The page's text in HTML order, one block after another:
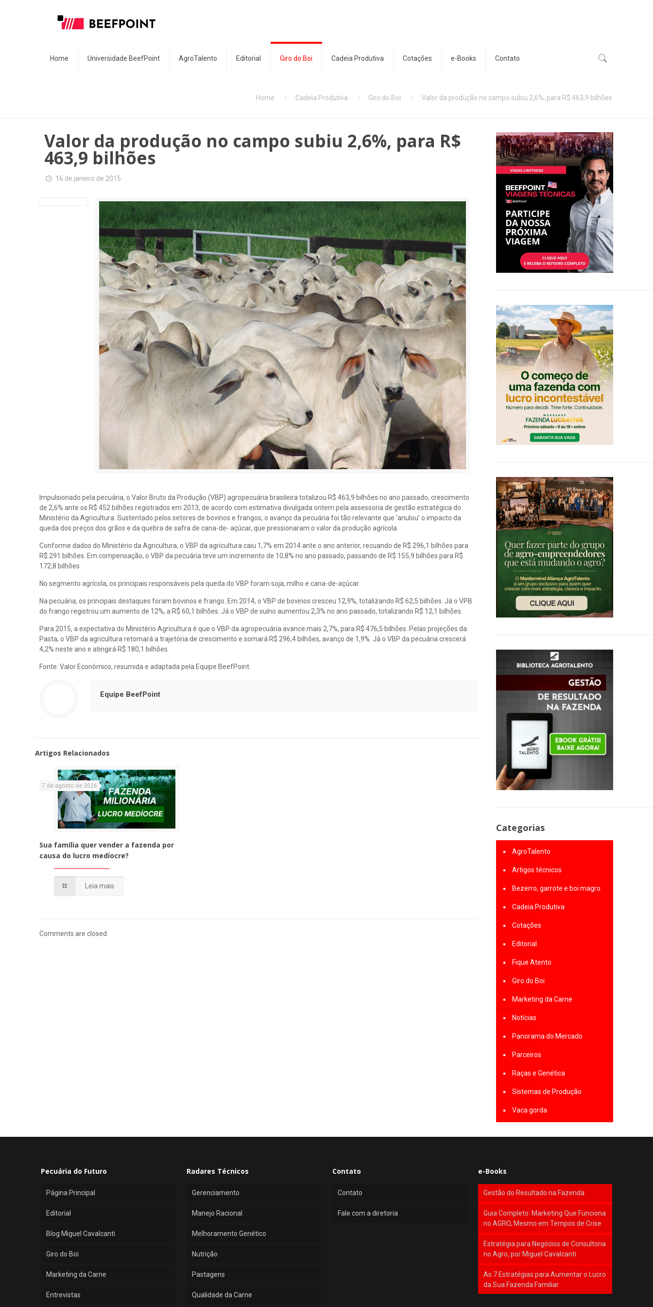
Home Universidade BeefPoint AgroTalento Editorial Giro do Boi Cadeia Produtiva Cotações e-Books Contato
Home Cadeia Produtiva Giro do Boi Valor da produção no campo subiu 2,6%, para R$ 463,9 bilhões
Valor da produção no campo subiu 2,6%, para R$
463,9 bilhões
16 de janeiro de 2015
Impulsionado pela pecuária, o Valor Bruto da Produção (VBP) agropecuária brasileira totalizou R$ 463,9 bilhões no ano passado, crescimento
de 2,6% ante os R$ 452 bilhões registrados em 2013, de acordo com estimativa divulgada ontem pela assessoria de gestão estratégica do
Ministério da Agricultura. Sustentado pelos setores de bovinos e frangos, o avanço da pecuária foi tão relevante que ‘anulou’ o impacto da
queda dos preços dos grãos e da quebra de safra de cana-de- açúcar, que pressionaram o valor da produção agrícola.
Conforme dados do Ministério da Agricultura, o VBP da agricultura caiu 1,7% em 2014 ante o ano anterior, recuando de R$ 296,1 bilhões para
R$ 291 bilhões. Em compensação, o VBP da pecuária teve um incremento de 10,8% no ano passado, passando de R$ 155,9 bilhões para R$
172,8 bilhões.
No segmento agrícola, os principais responsáveis pela queda do VBP foram soja, milho e cana-de-açúcar.
Na pecuária, os principais destaques foram bovinos e frango. Em 2014, o VBP de bovinos cresceu 12,9%, totalizando R$ 62,5 bilhões. Já o VPB
do frango registrou um aumento de 12%, a R$ 60,1 bilhões. Já o VBP de suíno aumentou 2,3% no ano passado, totalizando R$ 12,1 bilhões.
Para 2015, a expectativa do Ministério Agricultura é que o VBP da agropecuária avance mais 2,7%, para R$ 476,5 bilhões. Pelas projeções da
Pasta, o VBP da agricultura retomará a trajetória de crescimento e somará R$ 296,4 bilhões, avanço de 1,9%. Já o VBP da pecuária crescerá
4,2% neste ano e atingirá R$ 180,1 bilhões.
Fonte: Valor Econômico, resumida e adaptada pela Equipe BeefPoint.
Equipe BeefPoint
Artigos Relacionados
7 de agosto de 2026
Sua família quer vender a fazenda por
causa do lucro medíocre?
Leia mais
Comments are closed.
Categorias
AgroTalento
Artigos técnicos
Bezerro, garrote e boi magro
Cadeia Produtiva
Cotações
Editorial
Fique Atento
Giro do Boi
Marketing da Carne
Notícias
Panorama do Mercado
Parceiros
Raças e Genética
Sistemas de Produção
Vaca gorda
Pecuária do Futuro
Página Principal
Editorial
Blog Miguel Cavalcanti
Giro do Boi
Marketing da Carne
Entrevistas
Radares Técnicos
Gerenciamento
Manejo Racional
Melhoramento Genético
Nutrição
Pastagens
Qualidade da Carne
Contato
Contato
Fale com a diretoria
e-Books
Gestão do Resultado na Fazenda
Guia Completo: Marketing Que Funciona
no AGRO, Mesmo em Tempos de Crise
Estratégia para Negócios de Consultoria
no Agro, por Miguel Cavalcanti
As 7 Estratégias para Aumentar o Lucro
da Sua Fazenda Familiar